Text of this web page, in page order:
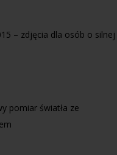
– zdjęcia dla osób o silnej
pomiar światła ze